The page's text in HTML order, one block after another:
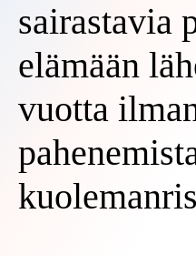
sairastavia
elämään
vuotta